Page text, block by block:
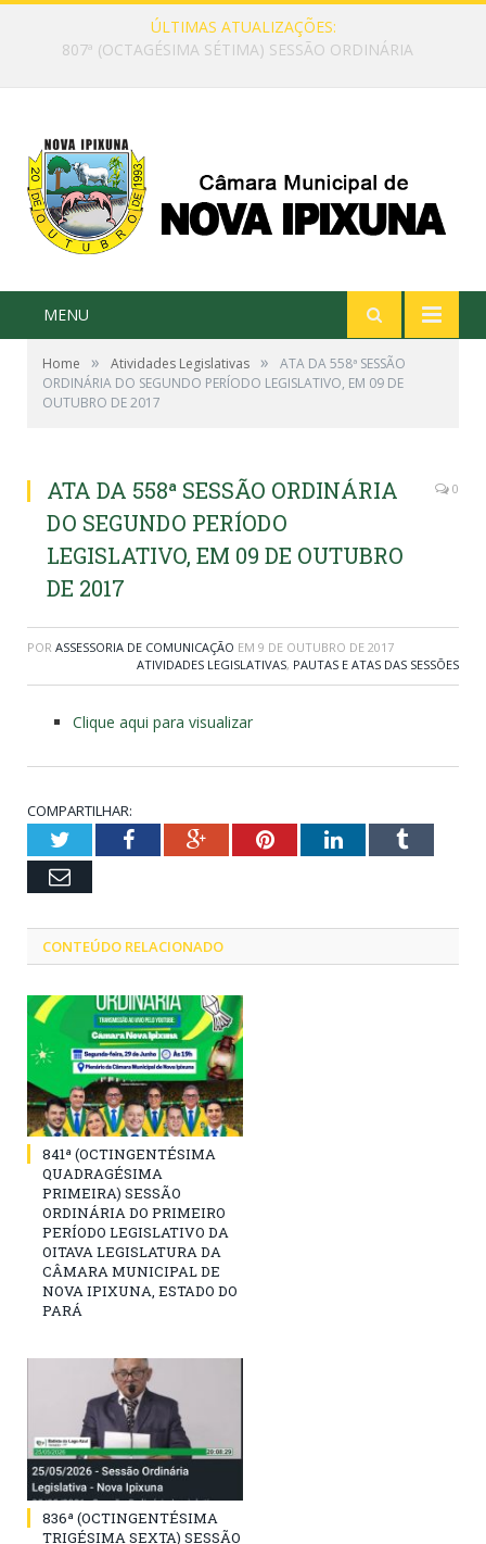
ÚLTIMAS ATUALIZAÇÕES:
MENU
Home » Atividades Legislativas »
ATA DA 558ª SESSÃO
ORDINÁRIA DO SEGUNDO PERÍODO LEGISLATIVO, EM 09 DE
OUTUBRO DE 2017
ATA DA 558ª SESSÃO ORDINÁRIA
DO SEGUNDO PERÍODO
LEGISLATIVO, EM 09 DE OUTUBRO
DE 2017
0
POR ASSESSORIA DE COMUNICAÇÃO EM 9 DE OUTUBRO DE 2017
ATIVIDADES LEGISLATIVAS, PAUTAS E ATAS DAS SESSÕES
Clique aqui para visualizar
COMPARTILHAR:
TwitterFacebookGoogle+PinterestLinkedInTumblr
Email
CONTEÚDO RELACIONADO
841ª (OCTINGENTÉSIMA
QUADRAGÉSIMA
PRIMEIRA) SESSÃO
ORDINÁRIA DO PRIMEIRO
PERÍODO LEGISLATIVO DA
OITAVA LEGISLATURA DA
CÂMARA MUNICIPAL DE
NOVA IPIXUNA, ESTADO DO
PARÁ
836ª (OCTINGENTÉSIMA
TRIGÉSIMA SEXTA) SESSÃO